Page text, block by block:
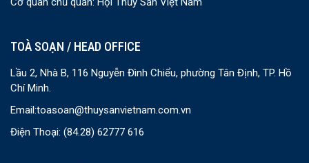
TOÀ SOẠN / HEAD OFFICE
Lầu 2, Nhà B, 116 Nguyễn Đình Chiểu, phường Tân Định, TP. Hồ
Chí Minh.
Email:toasoan@thuysanvietnam.com.vn
Điện Thoại: (84.28) 62777 616